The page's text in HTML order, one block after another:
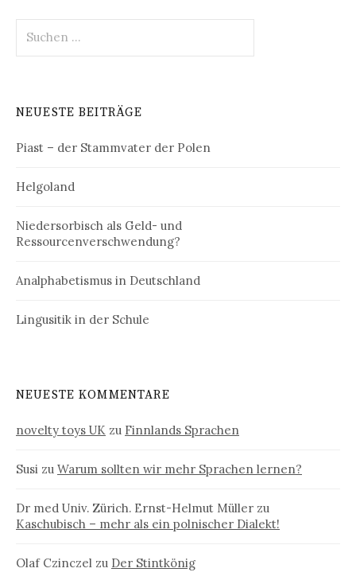
nach:
NEUESTE BEITRÄGE
Piast – der Stammvater der Polen
Helgoland
Niedersorbisch als Geld- und
Ressourcenverschwendung?
Analphabetismus in Deutschland
Lingusitik in der Schule
NEUESTE KOMMENTARE
novelty toys UK zu Finnlands Sprachen
Susi zu Warum sollten wir mehr Sprachen lernen?
Dr med Univ. Zürich. Ernst-Helmut Müller zu
Kaschubisch – mehr als ein polnischer Dialekt!
Olaf Czinczel zu Der Stintkönig